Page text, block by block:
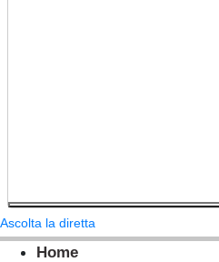
Ascolta la diretta
Home